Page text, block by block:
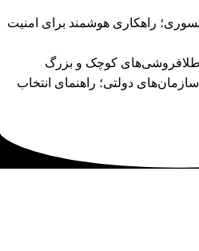
راهکاری هوشمند برای امنیت
طلافروشی‌های کوچک و بزرگ
دولتی؛ راهنمای انتخاب